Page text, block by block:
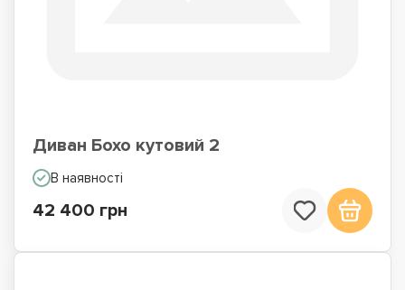
Диван Бохо кутовий 2
В наявності
42 400 грн